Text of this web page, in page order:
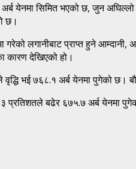
अर्ब येनमा सिमित भएको छ, जुन
छ।
गरेको लगानीबाट प्राप्त हुने
कारण देखिएको हो।
भई ७६८.१ अर्ब येनमा पुगेको छ।
प्रतिशतले बढेर ६७५.७ अर्ब येनमा